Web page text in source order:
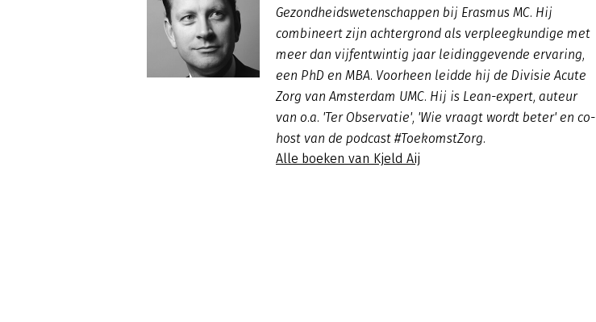
Gezondheidswetenschappen bij Erasmus MC. Hij
combineert zijn achtergrond als verpleegkundige met
meer dan vijfentwintig jaar leidinggevende ervaring,
een PhD en MBA. Voorheen leidde hij de Divisie Acute
Zorg van Amsterdam UMC. Hij is Lean-expert, auteur
van o.a. 'Ter Observatie', 'Wie vraagt wordt beter' en co-
host van de podcast #ToekomstZorg.
Alle boeken van Kjeld Aij